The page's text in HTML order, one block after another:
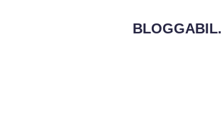
BLOGGABIL.